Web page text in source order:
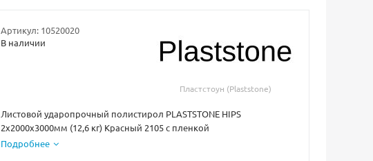
Артикул: 10520020
В наличии
Пластстоун (Plaststone)
Листовой ударопрочный полистирол PLASTSTONE HIPS
2х2000х3000мм (12,6 кг) Красный 2105 с пленкой
Подробнее